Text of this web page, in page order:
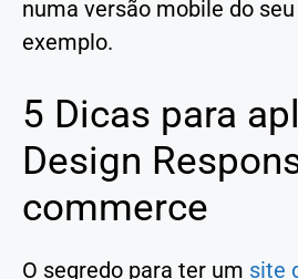
numa versão mobile do
exemplo.
5 Dicas para
Design
commerce
O segredo para ter um site